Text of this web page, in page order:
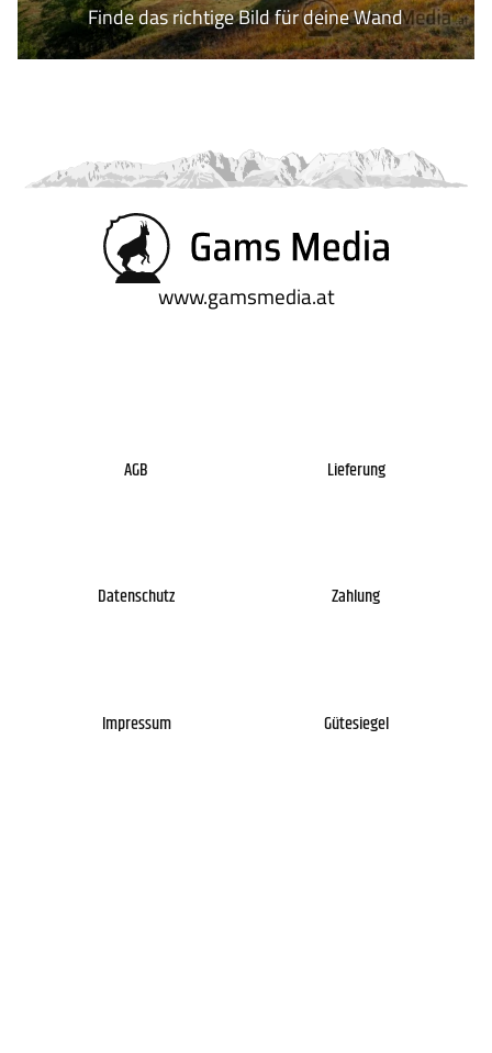
Finde das richtige Bild für deine Wand
www.gamsmedia.at
AGB
Datenschutz
Impressum
Lieferung
Zahlung
Gütesiegel